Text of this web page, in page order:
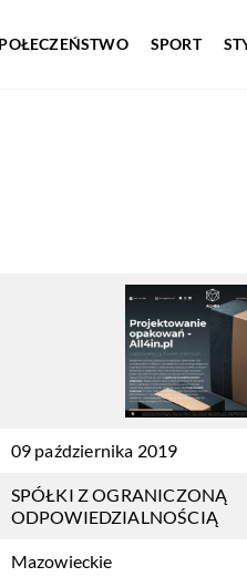
SPORT
09 października 2019
SPÓŁKI Z OGRANICZONĄ
ODPOWIEDZIALNOŚCIĄ
Mazowieckie